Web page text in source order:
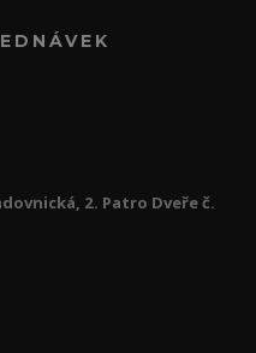
2. Patro Dveře č.